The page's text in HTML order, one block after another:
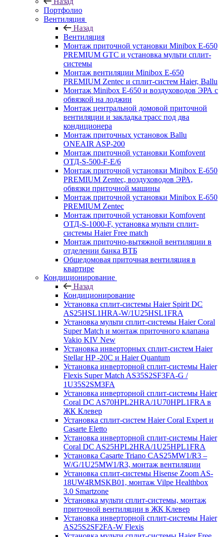
Портфолио
Вентиляция
Назад
Вентиляция
Монтаж приточной установки Minibox E-650
PREMIUM GTC и установка мульти сплит-
системы
Монтаж вентиляции Minibox E-650
PREMIUM Zentec и сплит-систем Haier, Ballu
Монтаж Minibox E-650 и воздуховодов ЭРА с
обвязкой на лоджии
Монтаж центральной домовой приточной
вентиляции и закладка трасс под два
кондиционера
Монтаж приточных установок Ballu
ONEAIR ASP-200
Монтаж приточной установки Komfovent
ОТД-S-500-F-E/6
Монтаж приточной установки Minibox E-650
PREMIUM Zentec, воздуховодов ЭРА,
обвязки приточной машины
Монтаж приточной установки Minibox E-650
PREMIUM Zentec
Монтаж приточной установки Komfovent
ОТД-S-1000-F, установка мульти сплит-
системы Haier Free match
Монтаж приточно-вытяжной вентиляции в
отделении банка ВТБ
Общедомовая приточная вентиляция в
квартире
Кондиционирование
Назад
Кондиционирование
Установка сплит-системы Haier Spirit DC
AS25HSL1HRA-W/1U25HSL1FRA
Установка мульти сплит-системы Haier Coral
Super Match и монтаж приточного клапана
Vakio KIV New
Установка инверторных сплит-систем Haier
Stellar HP -20С и Haier Quantum
Установка инверторной сплит-системы Haier
Flexis Super Match AS35S2SF3FA-G /
1U35S2SM3FA
Установка инверторной сплит-системы Haier
Coral DC AS70HPL2HRA/1U70HPL1FRA в
ЖК Клевер
Установка сплит-систем Haier Coral Expert и
Casarte Eletto
Установка инверторной сплит-системы Haier
Coral DC AS25HPL2HRA/1U25HPL1FRA
Установка Casarte Triano CAS25MW1/R3 –
W/G/1U25MW1/R3, монтаж вентиляции
Установка сплит-системы Hisense Zoom AS-
18UW4RMSKB01, монтаж Vilpe Healthbox
3.0 Smartzone
Установка мульти сплит-системы, монтаж
приточной вентиляции в ЖК Клевер
Установка инверторной сплит-системы Haier
AS25S2SF2FA-W Flexis